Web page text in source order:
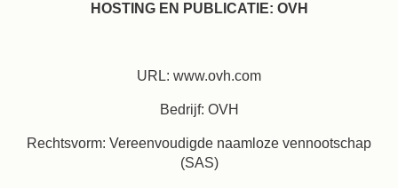
HOSTING EN PUBLICATIE: OVH
URL: www.ovh.com
Bedrijf: OVH
Rechtsvorm: Vereenvoudigde naamloze vennootschap
(SAS)